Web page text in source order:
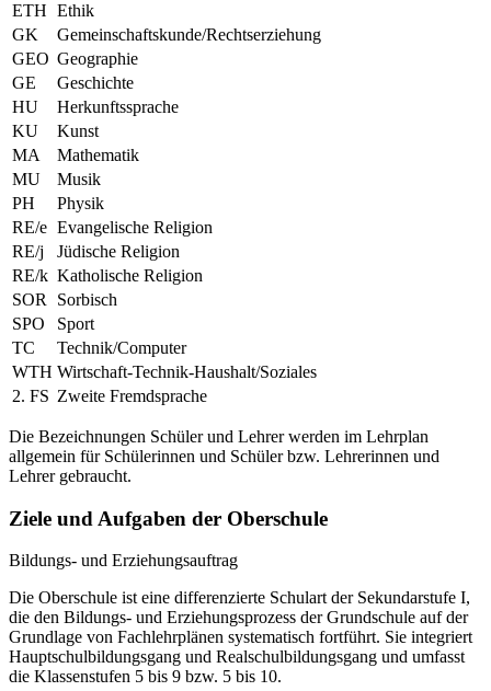
ETH Ethik
GK
Gemeinschaftskunde/Rechtserziehung
GEO Geographie
GE
Geschichte
HU
Herkunftssprache
KU
Kunst
MA
Mathematik
MU
Musik
PH
Physik
RE/e Evangelische Religion
RE/j
Jüdische Religion
RE/k Katholische Religion
SOR
Sorbisch
SPO
Sport
TC
Technik/Computer
WTH Wirtschaft-Technik-Haushalt/Soziales
2. FS Zweite Fremdsprache
Die Bezeichnungen Schüler und Lehrer werden im Lehrplan
allgemein für Schülerinnen und Schüler bzw. Lehrerinnen und
Lehrer gebraucht.
Ziele und Aufgaben der Oberschule
Bildungs- und Erziehungsauftrag
Die Oberschule ist eine differenzierte Schulart der Sekundarstufe I,
die den Bildungs- und Erziehungsprozess der Grundschule auf der
Grundlage von Fachlehrplänen systematisch fortführt. Sie integriert
Hauptschulbildungsgang und Realschulbildungsgang und umfasst
die Klassenstufen 5 bis 9 bzw. 5 bis 10.